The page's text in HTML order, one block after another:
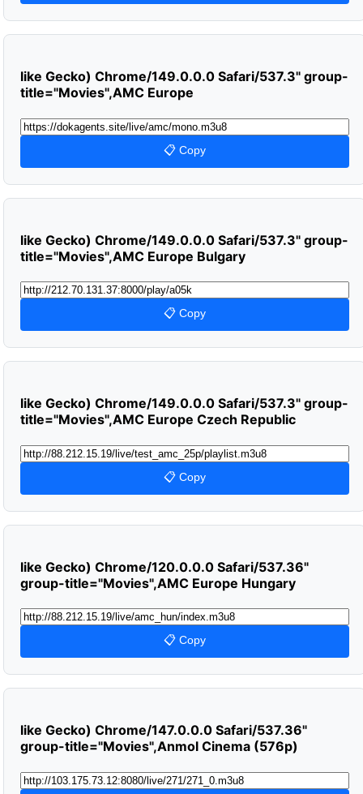
like Gecko) Chrome/149.0.0.0 Safari/537.3" group-
title="Movies",AMC Europe
📋 Copy
like Gecko) Chrome/149.0.0.0 Safari/537.3" group-
title="Movies",AMC Europe Bulgary
📋 Copy
like Gecko) Chrome/149.0.0.0 Safari/537.3" group-
title="Movies",AMC Europe Czech Republic
📋 Copy
like Gecko) Chrome/120.0.0.0 Safari/537.36"
group-title="Movies",AMC Europe Hungary
📋 Copy
like Gecko) Chrome/147.0.0.0 Safari/537.36"
group-title="Movies",Anmol Cinema (576p)